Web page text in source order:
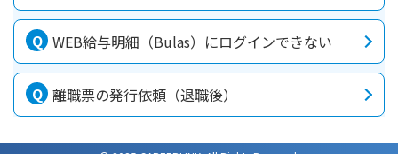
WEB給与明細（Bulas）にログインできない
離職票の発行依頼（退職後）